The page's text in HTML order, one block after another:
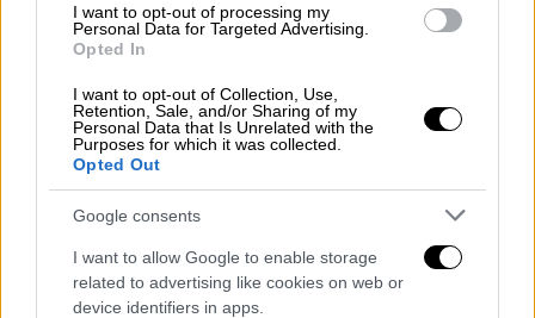
I want to opt-out of processing my
Personal Data for Targeted Advertising.
Opted In
I want to opt-out of Collection, Use,
Retention, Sale, and/or Sharing of my
Personal Data that Is Unrelated with the
Purposes for which it was collected.
Opted Out
Google consents
I want to allow Google to enable storage
related to advertising like cookies on web or
device identifiers in apps.
Ουκρανία
Κόσμος|21.02.2022 13:29
Βαθαίνει η κρίση στην Ουκρανία:
Οβίδα από ουκρανικό έδαφος
κατέστρεψε ρωσικό συνοριακό
φυλάκιο
Κόσμος|21.02.2022 13:11